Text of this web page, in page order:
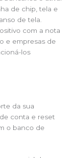
de chip, tela e
de tela.
com a nota
e empresas de
los
da sua
conta e reset
o banco de